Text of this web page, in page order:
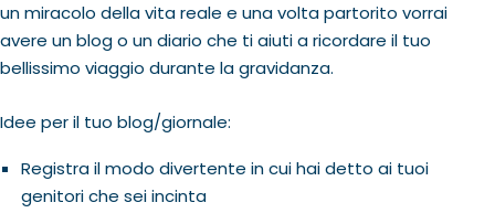
un miracolo della vita reale e una volta partorito vorrai
avere un blog o un diario che ti aiuti a ricordare il tuo
bellissimo viaggio durante la gravidanza.
Idee per il tuo blog/giornale:
Registra il modo divertente in cui hai detto ai tuoi
genitori che sei incinta